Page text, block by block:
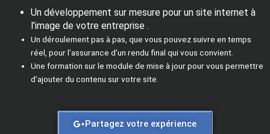
Un développement sur mesure pour un site internet à
l’image de votre entreprise .
Un déroulement pas à pas, que vous pouvez suivre en temps
réel, pour l’assurance d’un rendu final qui vous convient.
Une formation sur le module de mise à jour pour vous permettre
d’ajouter du contenu sur votre site.
Partagez votre expérience